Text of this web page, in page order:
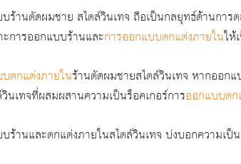
ร้านตัดผมชาย สไตล์วินเทจ ถือเป็นกลยุทธ์ด้านกา
ะการออกแบบร้านและการออกแบบตกแต่งภายในให้
ตกแต่งภายในร้านตัดผมชายสไตล์วินเทจ หากออก
นเทจที่ผสมผสานความเป็นร็อคเกอร์การออกแบบตก
ร้านและตกแต่งภายในสไตล์วินเทจ บ่งบอกความเ